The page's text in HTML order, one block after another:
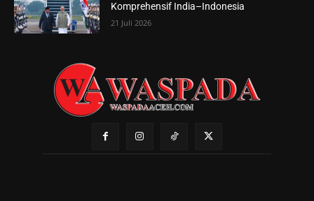
Komprehensif India–Indonesia
21 Juli 2026